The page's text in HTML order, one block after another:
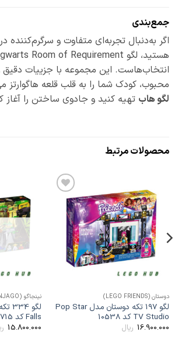
جمع‌بندی
اگر به‌دنبال تجربه‌ای متفاوت و سرگرم‌کننده در
انتخاب‌هاست. این مجموعه با جزییات دقیق و
محبوب، کودک شما را به قلب قلعه هاگوارتز
لگو هابتهیه کنید و جادوی ساختن را آغاز
محصولات مرتبط
افزودن
به
علاقه
مندی
ها
دوستان (LEGO FRIENDS)
لگو 197 تکه دوستان مدل Pop Star
TV Studio کد 10538
16.900.000 ریال
نینجاگو (LEGO NINJAGO)
Falls کد 10715
15.800.000 ریال